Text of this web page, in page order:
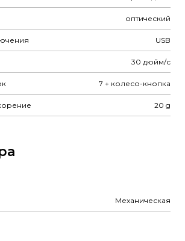
оптический
USB
30 дюйм/с
7 + колесо-кнопка
20 g
Механическая